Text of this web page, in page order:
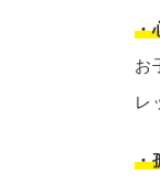
・
お
レ
・